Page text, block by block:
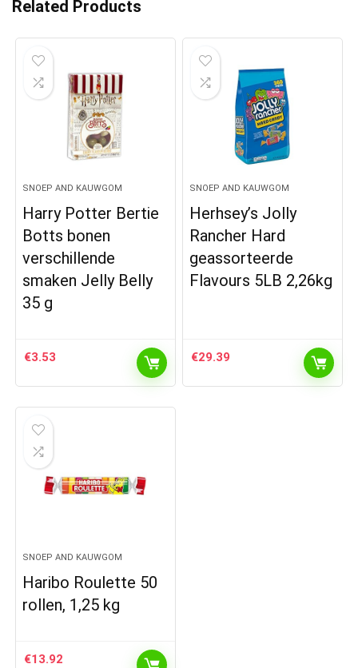
Related Products
SNOEP AND KAUWGOM
Harry Potter Bertie
Botts bonen
verschillende
smaken Jelly Belly
35 g
€3.53
SNOEP AND KAUWGOM
Herhsey’s Jolly
Rancher Hard
geassorteerde
Flavours 5LB 2,26kg
€29.39
SNOEP AND KAUWGOM
Haribo Roulette 50
rollen, 1,25 kg
€13.92